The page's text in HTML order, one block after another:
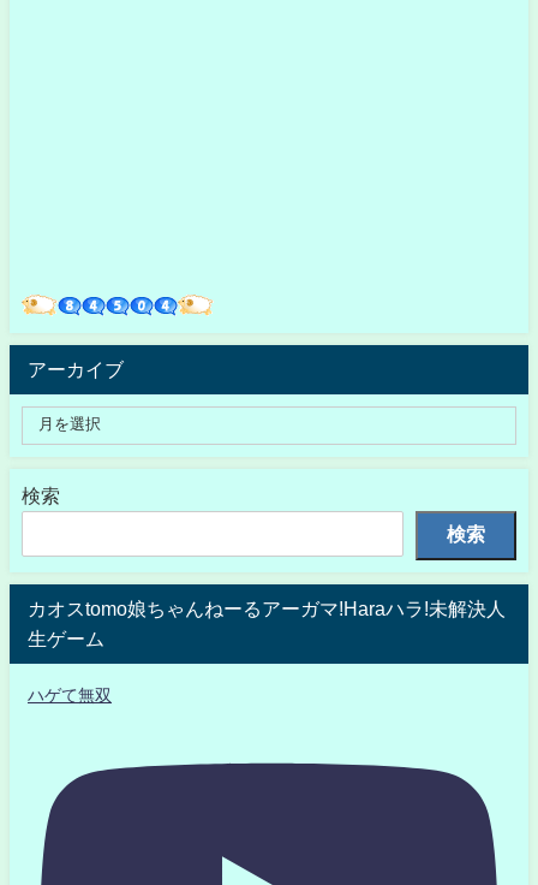
アーカイブ
検索
検索
カオスtomo娘ちゃんねーるアーガマ!Haraハラ!未解決人
生ゲーム
ハゲて無双